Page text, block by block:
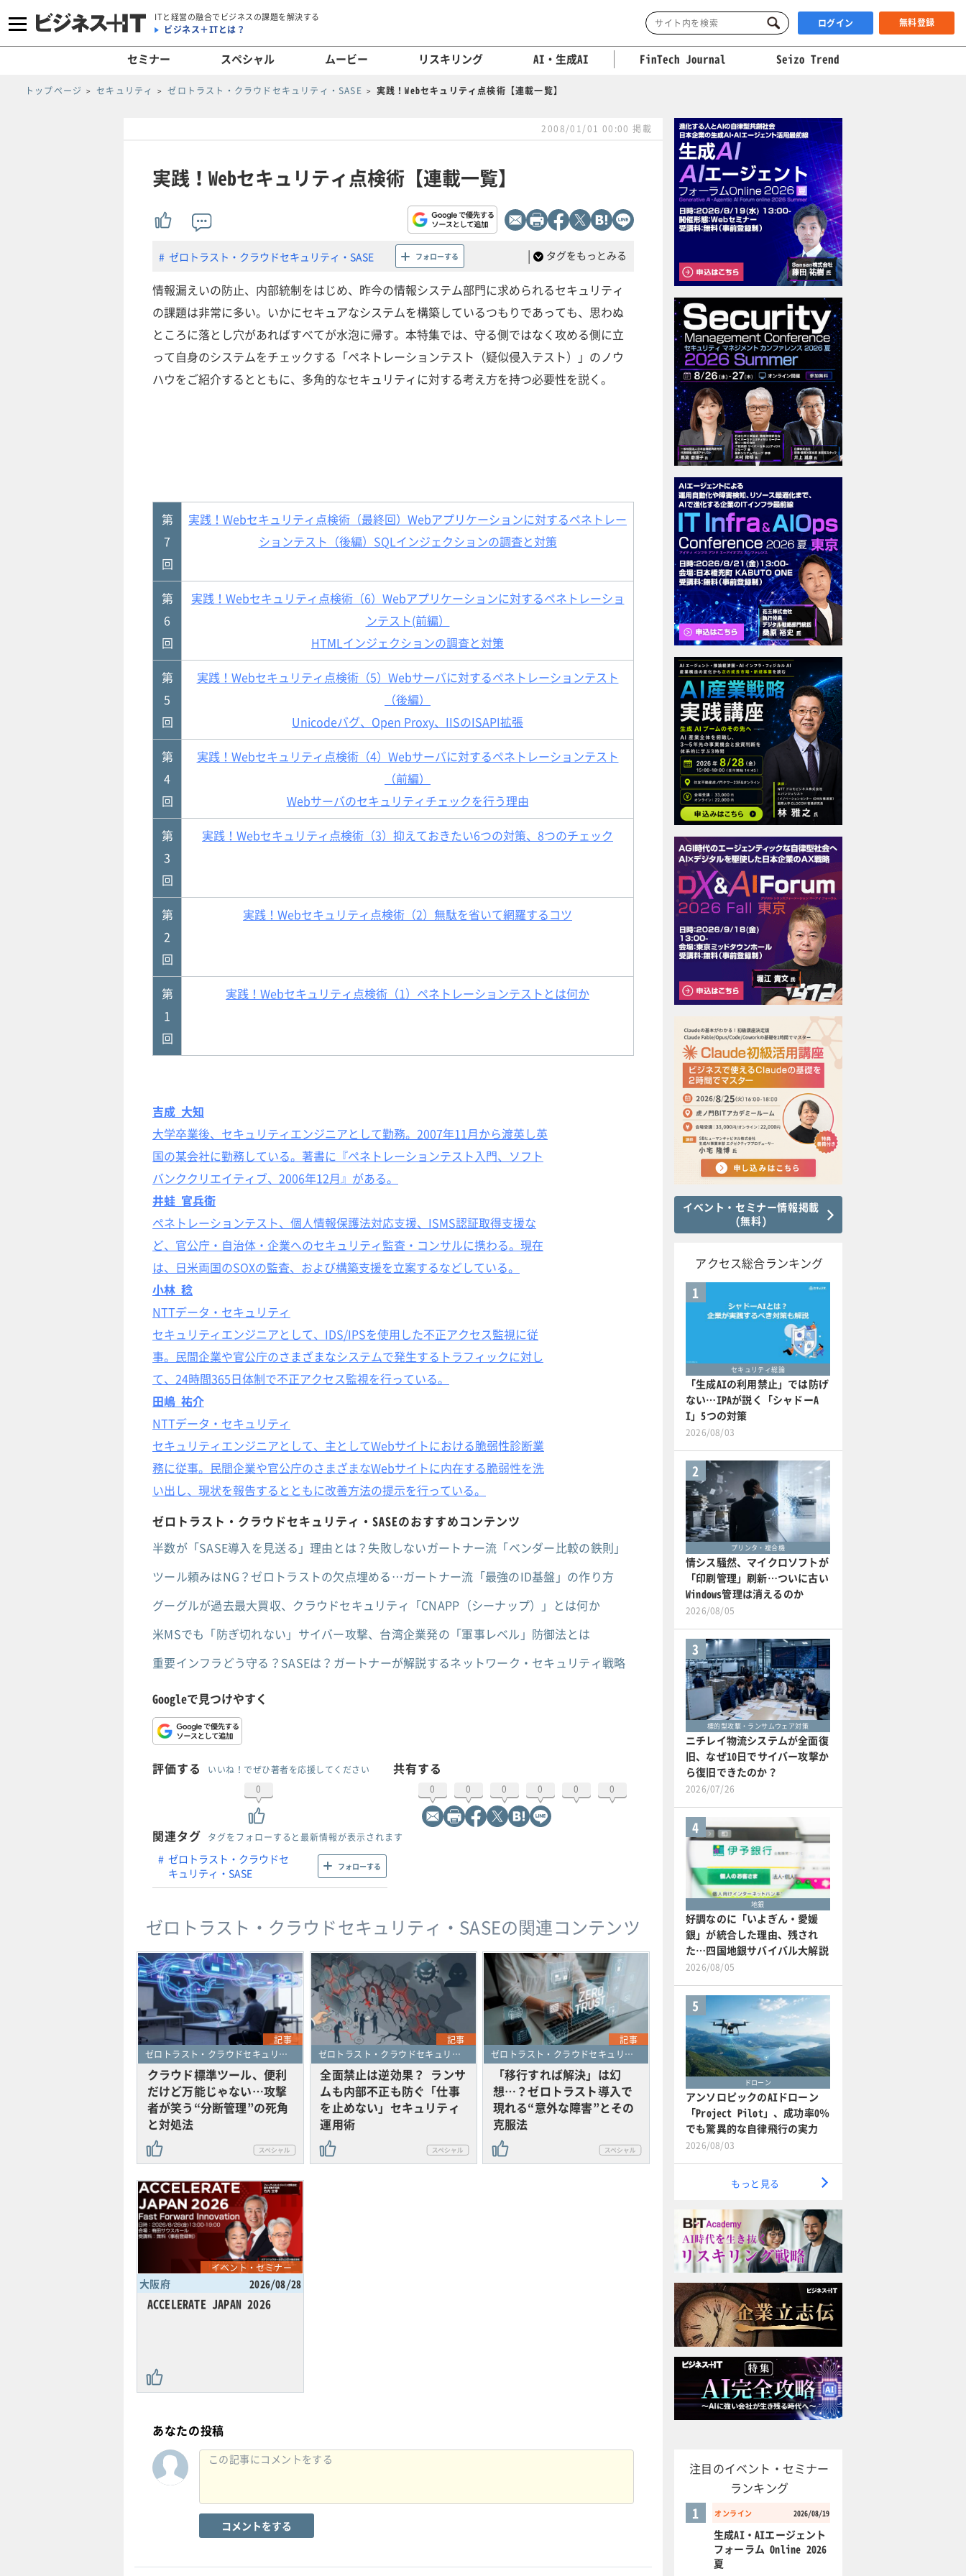
ITと経営の融合でビジネスの課題を解決する
ビジネス＋ITとは？ ログイン 無料登録
セミナー スペシャル ムービー リスキリング AI・生成AI FinTech Journal Seizo Trend
トップページ セキュリティ ゼロトラスト・クラウドセキュリティ・SASE 実践！Webセキュリティ点検術【連載一覧】
2008/01/01 00:00 掲載
実践！Webセキュリティ点検術【連載一覧】
ゼロトラスト・クラウドセキュリティ・SASE フォローする | タグをもっとみる
情報漏えいの防止、内部統制をはじめ、昨今の情報システム部門に求められるセキュリティ
の課題は非常に多い。いかにセキュアなシステムを構築しているつもりであっても、思わぬ
ところに落とし穴があればすべてが水泡に帰す。本特集では、守る側ではなく攻める側に立
って自身のシステムをチェックする「ペネトレーションテスト（疑似侵入テスト）」のノウ
ハウをご紹介するとともに、多角的なセキュリティに対する考え方を持つ必要性を説く。
第
7
回
実践！Webセキュリティ点検術（最終回）Webアプリケーションに対するペネトレー
ションテスト（後編）SQLインジェクションの調査と対策
第
6
回
実践！Webセキュリティ点検術（6）Webアプリケーションに対するペネトレーショ
ンテスト(前編）
HTMLインジェクションの調査と対策
第
5
回
実践！Webセキュリティ点検術（5）Webサーバに対するペネトレーションテスト
（後編）
Unicodeバグ、Open Proxy、IISのISAPI拡張
第
4
回
実践！Webセキュリティ点検術（4）Webサーバに対するペネトレーションテスト
（前編）
Webサーバのセキュリティチェックを行う理由
第
3
回
実践！Webセキュリティ点検術（3）抑えておきたい6つの対策、8つのチェック
第
2
回
実践！Webセキュリティ点検術（2）無駄を省いて網羅するコツ
第
1
回
実践！Webセキュリティ点検術（1）ペネトレーションテストとは何か
吉成 大知
大学卒業後、セキュリティエンジニアとして勤務。2007年11月から渡英し英
国の某会社に勤務している。著書に『ペネトレーションテスト入門、ソフト
バンククリエイティブ、2006年12月』がある。
井蛙 官兵衛
ペネトレーションテスト、個人情報保護法対応支援、ISMS認証取得支援な
ど、官公庁・自治体・企業へのセキュリティ監査・コンサルに携わる。現在
は、日米両国のSOXの監査、および構築支援を立案するなどしている。
小林 稔
NTTデータ・セキュリティ
セキュリティエンジニアとして、IDS/IPSを使用した不正アクセス監視に従
事。民間企業や官公庁のさまざまなシステムで発生するトラフィックに対し
て、24時間365日体制で不正アクセス監視を行っている。
田嶋 祐介
NTTデータ・セキュリティ
セキュリティエンジニアとして、主としてWebサイトにおける脆弱性診断業
務に従事。民間企業や官公庁のさまざまなWebサイトに内在する脆弱性を洗
い出し、現状を報告するとともに改善方法の提示を行っている。
ゼロトラスト・クラウドセキュリティ・SASEのおすすめコンテンツ
半数が「SASE導入を見送る」理由とは？失敗しないガートナー流「ベンダー比較の鉄則」
ツール頼みはNG？ゼロトラストの欠点埋める…ガートナー流「最強のID基盤」の作り方
グーグルが過去最大買収、クラウドセキュリティ「CNAPP（シーナップ）」とは何か
米MSでも「防ぎ切れない」サイバー攻撃、台湾企業発の「軍事レベル」防御法とは
重要インフラどう守る？SASEは？ガートナーが解説するネットワーク・セキュリティ戦略
Googleで見つけやすく
評価する
いいね！でぜひ著者を応援してください
0
共有する
0 0 0 0 0 0
関連タグ タグをフォローすると最新情報が表示されます
ゼロトラスト・クラウドセ
キュリティ・SASE
フォローする
ゼロトラスト・クラウドセキュリティ・SASEの関連コンテンツ
記事
ゼロトラスト・クラウドセキュリティ・SASE
クラウド標準ツール、便利
だけど万能じゃない…攻撃
者が笑う“分断管理”の死角
と対処法
記事
ゼロトラスト・クラウドセキュリティ・SASE
全面禁止は逆効果？ ランサ
ムも内部不正も防ぐ「仕事
を止めない」セキュリティ
運用術
記事
ゼロトラスト・クラウドセキュリティ・SASE
「移行すれば解決」は幻
想…？ゼロトラスト導入で
現れる“意外な障害”とその
克服法
イベント・セミナー
大阪府 2026/08/28
ACCELERATE JAPAN 2026
あなたの投稿
コメントをする
イベント・セミナー情報掲載
(無料)
アクセス総合ランキング
1
セキュリティ総論
「生成AIの利用禁止」では防げ
ない…IPAが説く「シャドーA
I」5つの対策
2026/08/03
2
プリンタ・複合機
情シス騒然、マイクロソフトが
「印刷管理」刷新…ついに古い
Windows管理は消えるのか
2026/08/05
3
標的型攻撃・ランサムウェア対策
ニチレイ物流システムが全面復
旧、なぜ10日でサイバー攻撃か
ら復旧できたのか？
2026/07/26
4
地銀
好調なのに「いよぎん・愛媛
銀」が統合した理由、残され
た…四国地銀サバイバル大解説
2026/08/05
5
ドローン
アンソロピックのAIドローン
「Project Pilot」、成功率0％
でも驚異的な自律飛行の実力
2026/08/03
もっと見る
注目のイベント・セミナー
ランキング
オンライン 2026/08/19
1
生成AI・AIエージェント
フォーラム Online 2026
夏